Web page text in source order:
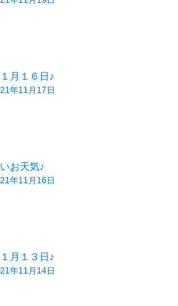
月１６日♪
年11月17日
お天気♪
年11月16日
月１３日♪
年11月14日